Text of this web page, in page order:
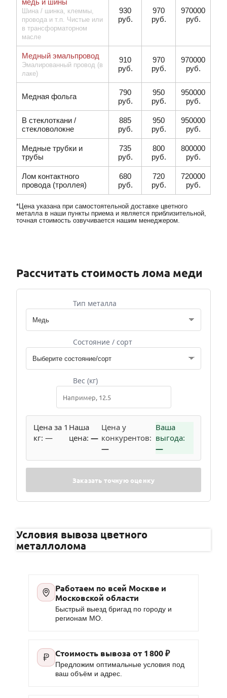
медь и шины
Шина / шинка, клеммы,
провода и т.п. Чистые или
в трансформаторном
масле
930
руб.
970
руб.
970000
руб.
Медный эмальпровод
Эмалированный провод (в
лаке)
910
руб.
970
руб.
970000
руб.
Медная фольга
790
руб.
950
руб.
950000
руб.
В стеклоткани /
стекловолокне
885
руб.
950
руб.
950000
руб.
Медные трубки и
трубы
735
руб.
800
руб.
800000
руб.
Лом контактного
провода (троллея)
680
руб.
720
руб.
720000
руб.
*Цена указана при самостоятельной доставке цветного
металла в наши пункты приема и является приблизительной,
точная стоимость озвучивается нашим менеджером.
Рассчитать стоимость лома меди
Тип металла
Состояние / сорт
Вес (кг)
Цена за 1
кг: —
Наша
цена: —
Цена у
конкурентов:
—
Ваша
выгода:
—
Заказать точную оценку
Условия вывоза цветного
металлолома
Работаем по всей Москве и
Московской области
Быстрый выезд бригад по городу и
регионам МО.
Стоимость вывоза от 1 800 ₽
Предложим оптимальные условия под
ваш объём и адрес.